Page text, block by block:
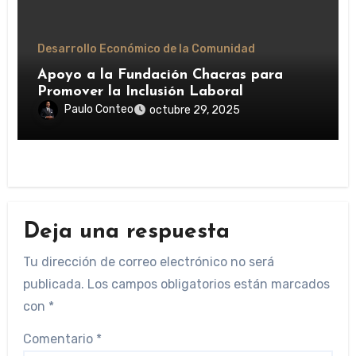
Desarrollo Económico de la Comunidad
Apoyo a la Fundación Chacras para
Promover la Inclusión Laboral
Paulo Conteo octubre 29, 2025
Deja una respuesta
Tu dirección de correo electrónico no será
publicada. Los campos obligatorios están marcados
con *
Comentario *